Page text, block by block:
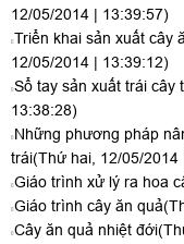
12/05/2014 | 13:39:57)
Triển khai sản xuất cây
12/05/2014 | 13:39:12)
Sổ tay sản xuất trái cây
13:38:28)
Những phương pháp
trái(Thứ hai, 12/05/2014
Giáo trình xử lý ra hoa
Giáo trình cây ăn quả
Cây ăn quả nhiệt đới